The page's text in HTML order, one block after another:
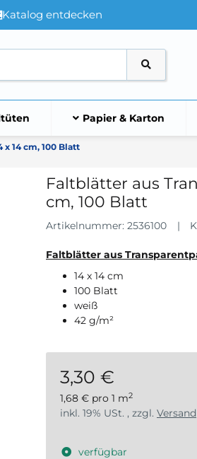
Katalog entdecken
Papier & Karton
14 cm, 100 Blatt
Faltblätter aus
cm, 100 Blatt
Artikelnummer: 2536100
Faltblätter aus
14 x 14 cm
100 Blatt
weiß
42 g/m²
3,30 €
1,68 € pro 1 m2
inkl. 19% USt. , zzgl. Versand
verfügbar